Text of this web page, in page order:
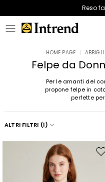
Reso
HOME PAGE |
Felpe da
Per le amanti del
propone felpe in
perfette
ALTRI FILTRI (1)